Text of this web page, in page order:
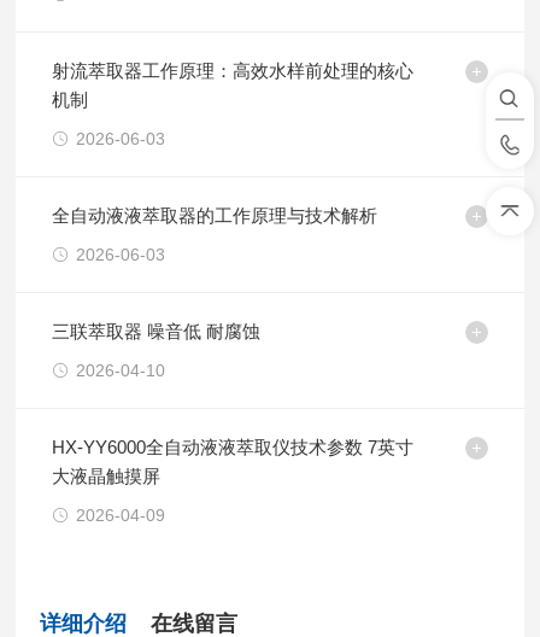
射流萃取器工作原理：高效水样前处理的核心
机制
2026-06-03
全自动液液萃取器的工作原理与技术解析
2026-06-03
三联萃取器 噪音低 耐腐蚀
2026-04-10
HX-YY6000全自动液液萃取仪技术参数 7英寸
大液晶触摸屏
2026-04-09
详细介绍 在线留言